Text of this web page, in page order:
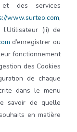
des services
www.surteo.com,
(ii) de
d’enregistrer ou
fonctionnement
des Cookies
de chaque
dans le menu
savoir de quelle
en matière